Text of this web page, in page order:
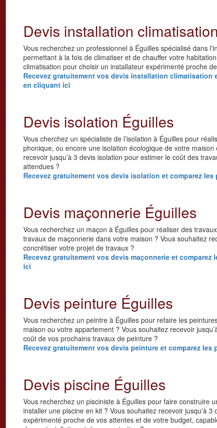
Devis installation
Vous recherchez un professionnel à Éguilles spécialisé dans
permettant à la fois de climatiser et de chauffer votre
climatisation pour choisir un installateur expérimenté proche
Recevez gratuitement vos devis installation climatisation
en cliquant ici
Devis isolation Éguilles
Vous cherchez un spécialiste de l’isolation à Éguilles pour
phonique, ou encore une isolation écologique de votre
recevoir jusqu’à 3 devis isolation pour estimer le coût des
attendues ?
Recevez gratuitement vos devis isolation et comparez
Devis maçonnerie Éguilles
Vous recherchez un maçon à Éguilles pour réaliser des
travaux de maçonnerie dans votre maison ? Vous souhaitez
concrétiser votre projet de travaux ?
Recevez gratuitement vos devis maçonnerie et
ici
Devis peinture Éguilles
Vous recherchez un peintre à Éguilles pour refaire les
maison ou votre appartement ? Vous souhaitez recevoir
coût de vos prochains travaux de peinture ?
Recevez gratuitement vos devis peinture et comparez
Devis piscine Éguilles
Vous recherchez un pisciniste à Éguilles pour faire construire
installer une piscine en kit ? Vous souhaitez recevoir jusqu'à
expérimenté proche de vos attentes et de votre budget,